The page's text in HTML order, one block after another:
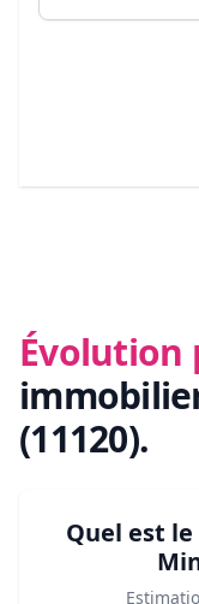
Évolution
(11120).
Quel est